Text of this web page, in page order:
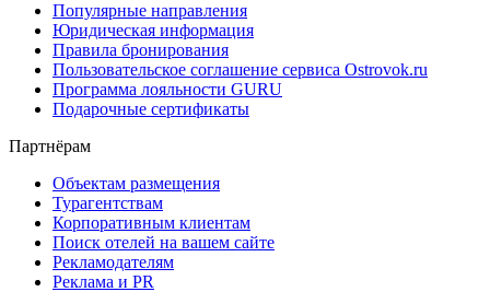
Популярные направления
Юридическая информация
Правила бронирования
Пользовательское соглашение сервиса Ostrovok.ru
Программа лояльности GURU
Подарочные сертификаты
Партнёрам
Объектам размещения
Турагентствам
Корпоративным клиентам
Поиск отелей на вашем сайте
Рекламодателям
Реклама и PR